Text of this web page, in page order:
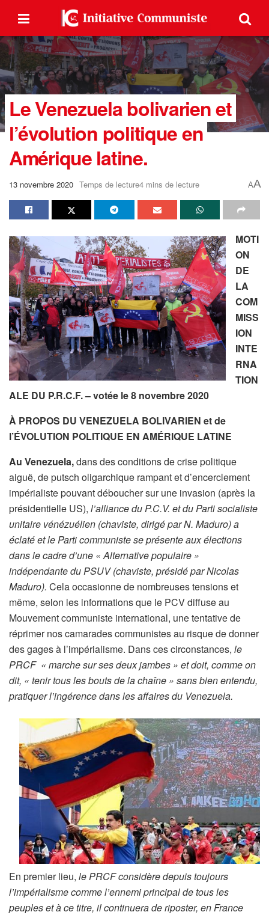
Le Venezuela bolivarien et
l’évolution politique en
Amérique latine.
13 novembre 2020 Temps de lecture4 mins de lecture AA
MOTI
ON
DE
LA
COM
MISS
ION
INTE
RNA
TION
ALE DU P.R.C.F. – votée le 8 novembre 2020
À PROPOS DU VENEZUELA BOLIVARIEN et de
l’ÉVOLUTION POLITIQUE EN AMÉRIQUE LATINE
Au Venezuela,dans des conditions de crise politique
aiguë, de putsch oligarchique rampant et d’encerclement
impérialiste pouvant déboucher sur une invasion (après la
présidentielle US), l’alliance du P.C.V. et du Parti socialiste
unitaire vénézuélien (chaviste, dirigé par N. Maduro) a
éclaté et le Parti communiste se présente aux élections
dans le cadre d’une « Alternative populaire »
indépendante du PSUV (chaviste, présidé par Nicolas
Maduro). Cela occasionne de nombreuses tensions et
même, selon les informations que le PCV diffuse au
Mouvement communiste international, une tentative de
réprimer nos camarades communistes au risque de donner
des gages à l’impérialisme. Dans ces circonstances, le
PRCF « marche sur ses deux jambes » et doit, comme on
dit, « tenir tous les bouts de la chaîne » sans bien entendu,
pratiquer l’ingérence dans les affaires du Venezuela.
En premier lieu, le PRCF considère depuis toujours
l’impérialisme comme l’ennemi principal de tous les
peuples et à ce titre, il continuera de riposter, en France